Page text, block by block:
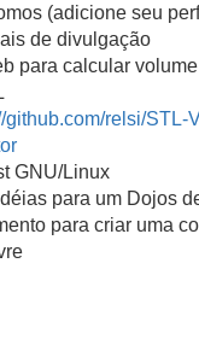
(adicione seu
de divulgação
para calcular
github.com/relsi/STL-
GNU/Linux
para um Dojos
para criar uma